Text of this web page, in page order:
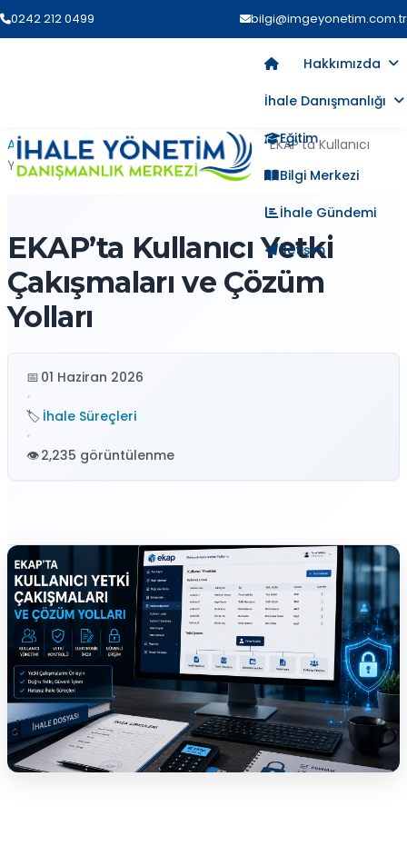
0242 212 0499 bilgi@imgeyonetim.com.tr
Hakkımızda
İhale Danışmanlığı
Eğitim
Bilgi Merkezi
İhale Gündemi
İletişim
Ana Sayfa › Blog › İhale Süreçleri ›
EKAP’ta Kullanıcı
Yetki Çakışmaları ve Çözüm Yolları
EKAP’ta Kullanıcı Yetki
Çakışmaları ve Çözüm
Yolları
01 Haziran 2026
•
İhale Süreçleri
•
2,235 görüntülenme